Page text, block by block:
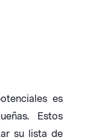
es
Estos
su lista de